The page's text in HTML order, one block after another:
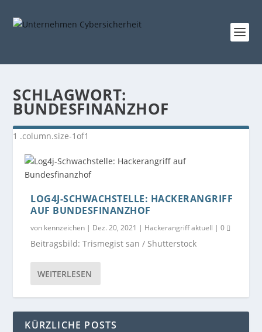
SCHLAGWORT:
BUNDESFINANZHOF
LOG4J-SCHWACHSTELLE: HACKERANGRIFF
AUF BUNDESFINANZHOF
von kennzeichen | Dez. 20, 2021 | Hackerangriff aktuell |0
Beitragsbild: Trismegist san / Shutterstock
WEITERLESEN
KÜRZLICHE POSTS